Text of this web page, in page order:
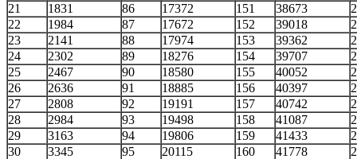
21
1831 86 17372 151 38673
22
1984 87 17672 152 39018
23
2141 88 17974 153 39362
24
2302 89 18276 154 39707
25
2467 90 18580 155 40052
26
2636 91 18885 156 40397
27
2808 92 19191 157 40742
28
2984 93 19498 158 41087
29
3163 94 19806 159 41433
30
3345 95 20115 160 41778